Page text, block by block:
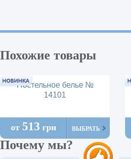
Похожие товары
Постельное белье №
14101
от 513 грн ВЫБРАТЬ
Почему мы?